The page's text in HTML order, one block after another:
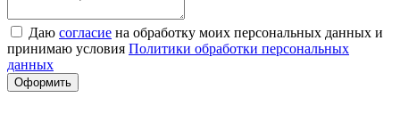
Даю согласие на обработку моих персональных данных и
принимаю условия Политики обработки персональных
данных
Оформить